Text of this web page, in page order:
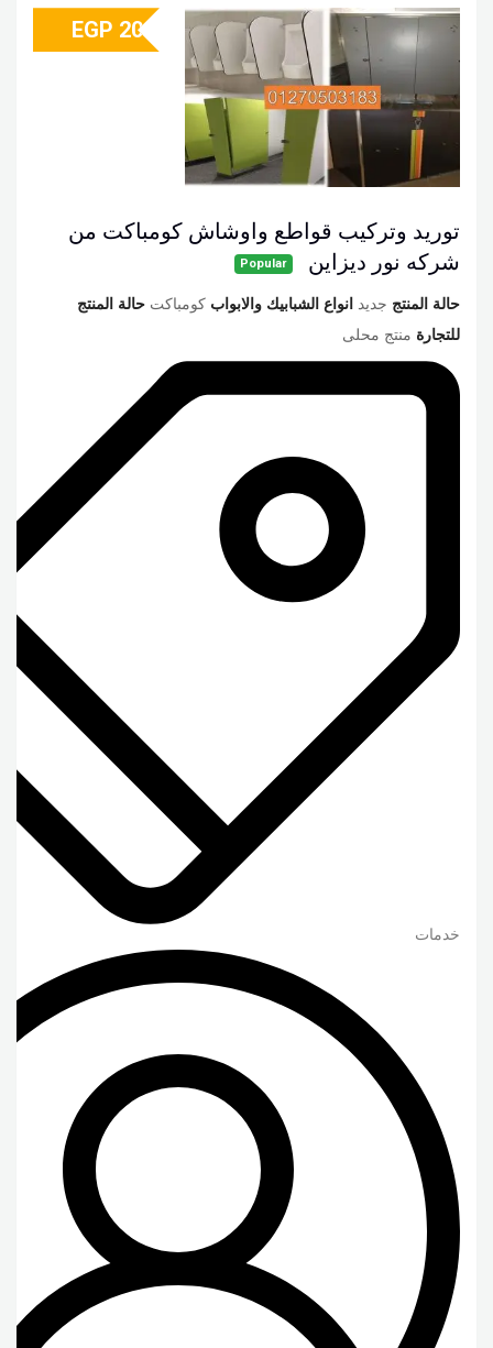
توريد وتركيب قواطع واوشاش كومباكت من
شركه نور ديزاين
Popular
حالة المنتج جديد انواع الشبابيك والابواب كومباكت حالة المنتج
للتجارة منتج محلى
خدمات
EGP 20